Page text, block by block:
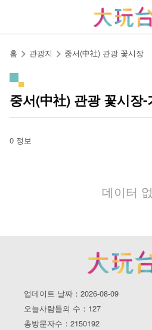
홈 관광지 중서(中社) 관광 꽃시장
중서(中社) 관광 꽃시장
0 정보
데이터
업데이트 날짜：2026-08-09
오늘사람들의 수：127
총방문자수：2150192